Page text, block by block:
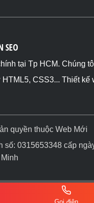
SEO
tại Tp HCM. Chúng
CSS3... Thiết
quyền thuộc Web Mới
0315653348 cấp